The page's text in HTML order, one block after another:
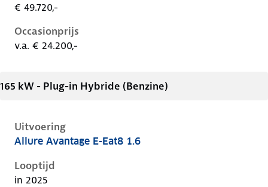
€ 49.720,-
Occasionprijs
v.a. € 24.200,-
165 kW - Plug-in Hybride (Benzine)
Uitvoering
Peugeot 408 i, 1.6, 165 kW, Plug-in Hybride
Allure Avantage E-Eat8 1.6
Looptijd
in 2025